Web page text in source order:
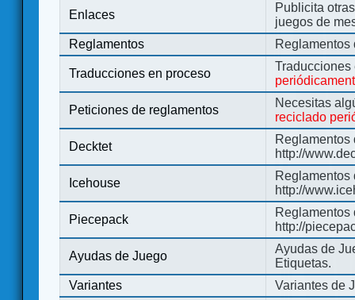
Enlaces
Publicita
juegos de
Reglamentos
Reglamentos
Traducciones en proceso
Peticiones de reglamentos
Necesitas
reciclado
Decktet
Reglamentos
http://
Icehouse
Reglamentos
http://
Piecepack
Reglamentos
http://
Ayudas de Juego
Ayudas de
Etiquetas.
Variantes
Variantes de